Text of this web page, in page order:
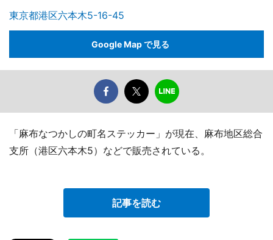
東京都港区六本木5-16-45
Google Map で見る
「麻布なつかしの町名ステッカー」が現在、麻布地区総合
支所（港区六本木5）などで販売されている。
記事を読む